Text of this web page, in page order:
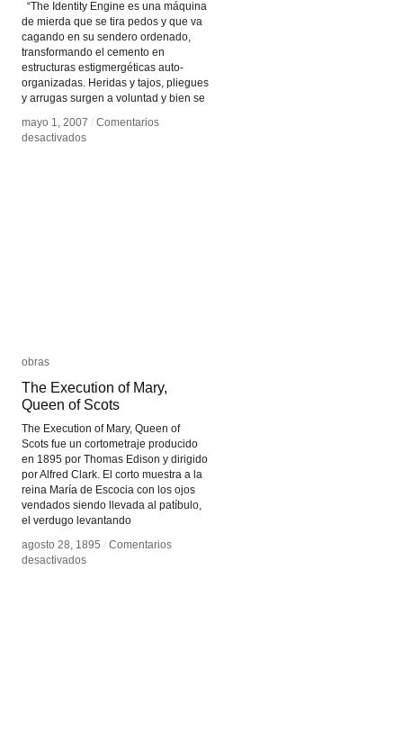
“The Identity Engine es una máquina
de mierda que se tira pedos y que va
cagando en su sendero ordenado,
transformando el cemento en
estructuras estigmergéticas auto-
organizadas. Heridas y tajos, pliegues
y arrugas surgen a voluntad y bien se
mayo 1, 2007 / Comentarios
desactivadosen
mayo 1, 2007 / Comentarios
desactivadosen
obras
The Execution of Mary,
Queen of Scots
The Execution of Mary, Queen of
Scots fue un cortometraje producido
en 1895 por Thomas Edison y dirigido
por Alfred Clark. El corto muestra a la
reina María de Escocia con los ojos
vendados siendo llevada al patíbulo,
el verdugo levantando
agosto 28, 1895 / Comentarios
desactivadosen
obras
The Execution of Mary,
Queen of Scots
agosto 28, 1895 / Comentarios
desactivadosen